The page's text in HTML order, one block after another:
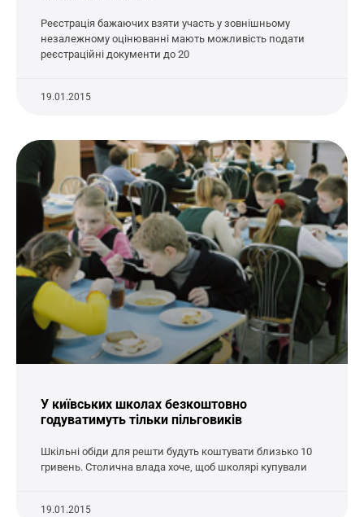
Реєстрація бажаючих взяти участь у зовнішньому
незалежному оцінюванні мають можливість подати
реєстраційні документи до 20
19.01.2015
У київських школах безкоштовно
годуватимуть тільки пільговиків
Шкільні обіди для решти будуть коштувати близько 10
гривень. Столична влада хоче, щоб школярі купували
19.01.2015